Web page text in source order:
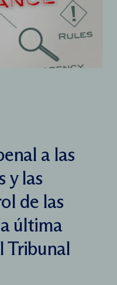
a las
y las
de las
última
Tribunal